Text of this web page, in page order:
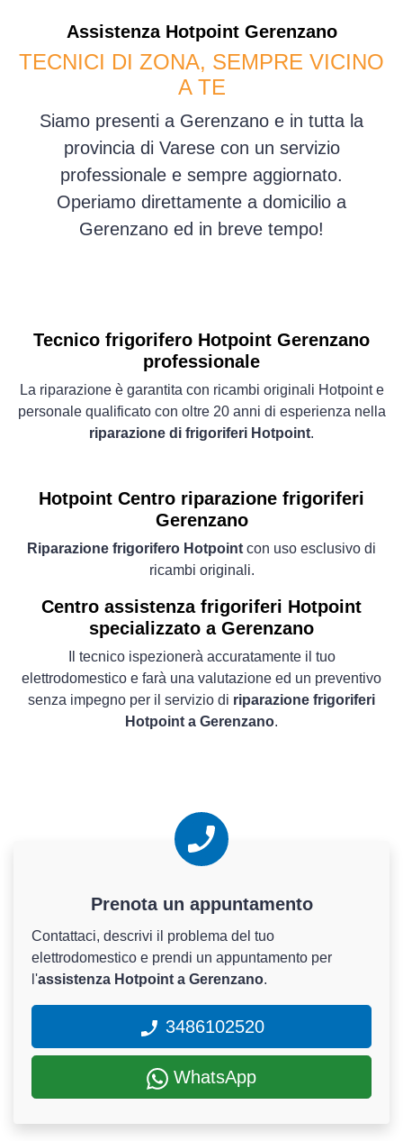
Assistenza HotpointGerenzano
TECNICI DI ZONA, SEMPRE VICINO
A TE
Siamo presenti a Gerenzano e in tutta la
provincia di Varese con un servizio
professionale e sempre aggiornato.
Operiamo direttamente a domicilio a
Gerenzano ed in breve tempo!
Tecnico frigorifero Hotpoint Gerenzano
professionale
La riparazione è garantita con ricambi originali Hotpoint e
personale qualificato con oltre 20 anni di esperienza nella
riparazione di frigoriferi Hotpoint.
Hotpoint Centro riparazione frigoriferi
Gerenzano
Riparazione frigorifero Hotpoint con uso esclusivo di
ricambi originali.
Centro assistenza frigoriferi Hotpoint
specializzato a Gerenzano
Il tecnico ispezionerà accuratamente il tuo
elettrodomestico e farà una valutazione ed un preventivo
senza impegno per il servizio di riparazione frigoriferi
Hotpoint a Gerenzano.
Prenota un appuntamento
Contattaci, descrivi il problema del tuo
elettrodomestico e prendi un appuntamento per
l'assistenza Hotpoint a Gerenzano.
3486102520
WhatsApp